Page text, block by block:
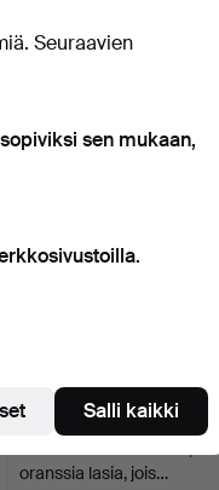
oranssia lasia, jois…
Seuraavien
sen mukaan,
Salli kaikki